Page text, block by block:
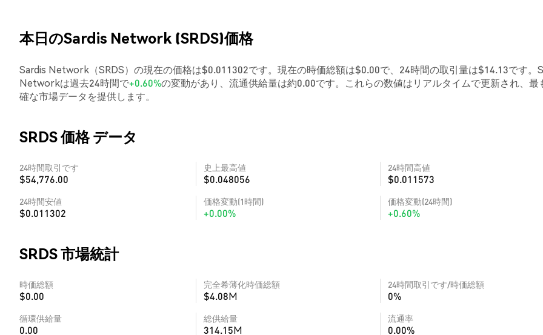
本日のSardis Network (SRDS)価格
Sardis Network（SRDS）の現在の価格は$0.011302です。現在の時価総額は$0.00で、24時間の取引量は$14.13です。
Networkは過去24時間で+0.60%の変動があり、流通供給量は約0.00です。これらの数値はリアルタイムで更新され、最
確な市場データを提供します。
SRDS 価格 データ
24時間取引です
$54,776.00
史上最高値
$0.048056
24時間高値
$0.011573
24時間安値
$0.011302
価格変動(1時間)
+0.00%
価格変動(24時間)
+0.60%
SRDS 市場統計
時価総額
$0.00
完全希薄化時価総額
$4.08M
24時間取引です/時価総額
0%
循環供給量
0.00
総供給量
314.15M
流通率
0.00%